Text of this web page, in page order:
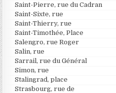
Saint-Pierre, rue du Cadran
Saint-Sixte, rue
Saint-Thierry, rue
Saint-Timothée, Place
Salengro, rue Roger
Salin, rue
Sarrail, rue du Général
Simon, rue
Stalingrad, place
Strasbourg, rue de